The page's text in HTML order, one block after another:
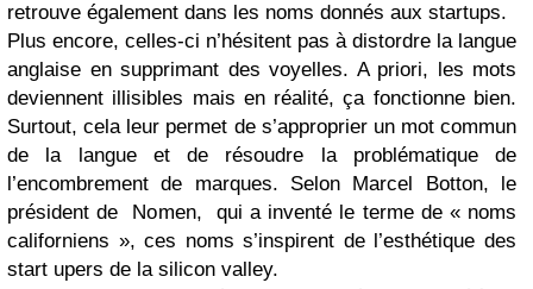
retrouve également dans les noms donnés aux startups.
Plus encore, celles-ci n’hésitent pas à distordre la langue
anglaise en supprimant des voyelles. A priori, les mots
deviennent illisibles mais en réalité, ça fonctionne bien.
Surtout, cela leur permet de s’approprier un mot commun
de la langue et de résoudre la problématique de
l’encombrement de marques. Selon Marcel Botton, le
président de Nomen, qui a inventé le terme de « noms
californiens », ces noms s’inspirent de l’esthétique des
start upers de la silicon valley.